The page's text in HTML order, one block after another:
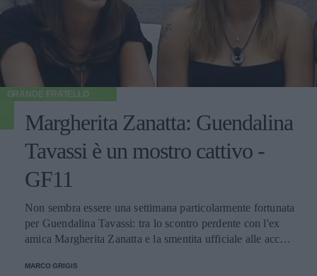
GRANDE FRATELLO
Margherita Zanatta: Guendalina
Tavassi è un mostro cattivo -
GF11
Non sembra essere una settimana particolarmente fortunata
per Guendalina Tavassi: tra lo scontro perdente con l'ex
amica Margherita Zanatta e la smentita ufficiale alle accuse
romana sembra essersi spinta fin troppo oltre. Finché ha
MARCO GRIGIS